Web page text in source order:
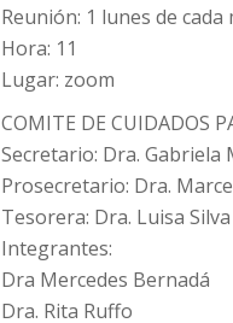
Reunión: 1 lunes de cada
Hora: 11
Lugar: zoom
COMITE DE CUIDADOS
Secretario: Dra. Gabriela
Prosecretario: Dra.
Tesorera: Dra. Luisa Silva
Integrantes:
Dra Mercedes Bernadá
Dra. Rita Ruffo